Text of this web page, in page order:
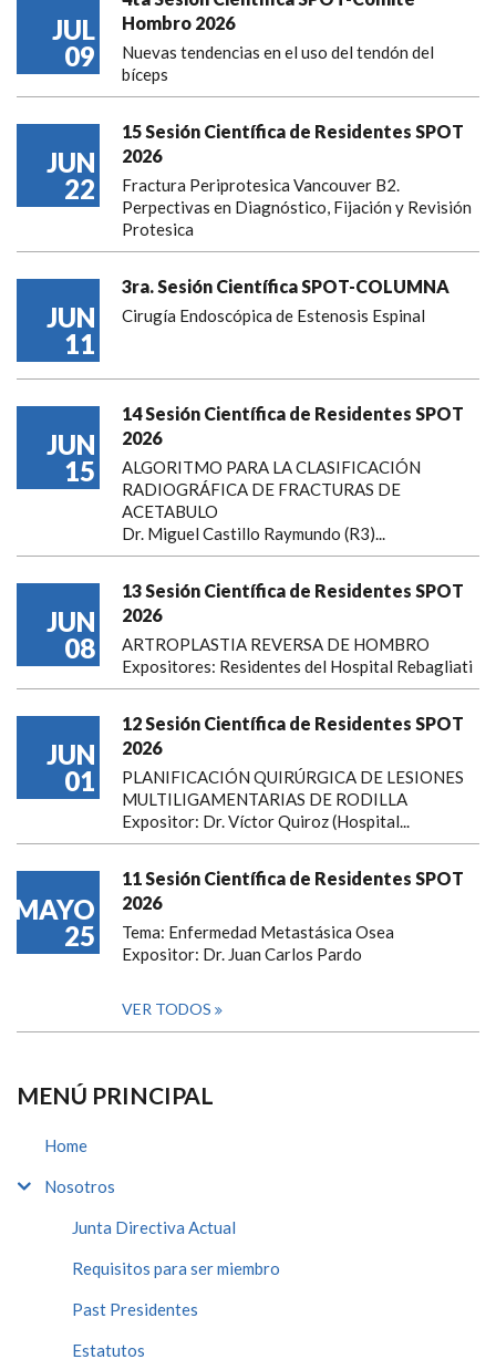
JUL
09
Hombro 2026
Nuevas tendencias en el uso del tendón del
bíceps
JUN
22
15 Sesión Científica de Residentes SPOT
2026
Fractura Periprotesica Vancouver B2.
Perpectivas en Diagnóstico, Fijación y Revisión
Protesica
JUN
11
3ra. Sesión Científica SPOT-COLUMNA
Cirugía Endoscópica de Estenosis Espinal
JUN
15
14 Sesión Científica de Residentes SPOT
2026
ALGORITMO PARA LA CLASIFICACIÓN
RADIOGRÁFICA DE FRACTURAS DE
ACETABULO
Dr. Miguel Castillo Raymundo (R3)...
JUN
08
13 Sesión Científica de Residentes SPOT
2026
ARTROPLASTIA REVERSA DE HOMBRO
Expositores: Residentes del Hospital Rebagliati
JUN
01
12 Sesión Científica de Residentes SPOT
2026
PLANIFICACIÓN QUIRÚRGICA DE LESIONES
MULTILIGAMENTARIAS DE RODILLA
Expositor: Dr. Víctor Quiroz (Hospital...
MAYO
25
11 Sesión Científica de Residentes SPOT
2026
Tema: Enfermedad Metastásica Osea
Expositor: Dr. Juan Carlos Pardo
VER TODOS
MENÚ PRINCIPAL
Home
Nosotros
Junta Directiva Actual
Requisitos para ser miembro
Past Presidentes
Estatutos